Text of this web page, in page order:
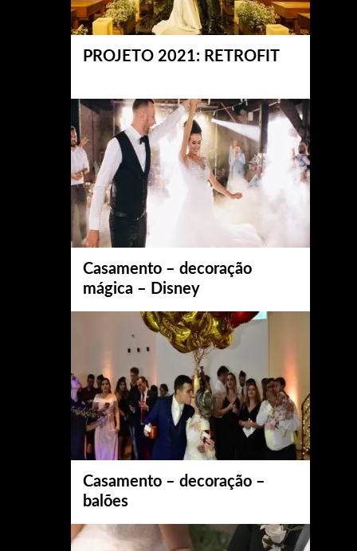
PROJETO 2021: RETROFIT
Casamento – decoração
mágica – Disney
Casamento – decoração –
balões